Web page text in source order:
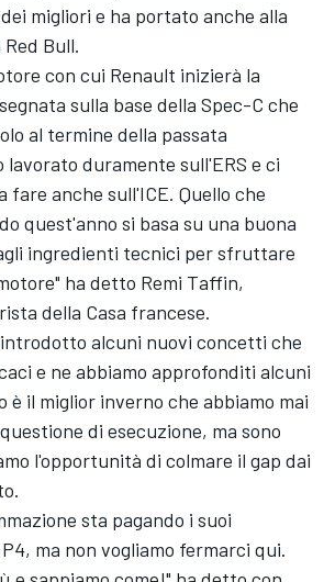
migliori e ha portato anche alla
Bull.
con cui Renault inizierà la
sulla base della Spec-C che
al termine della passata
lavorato duramente sull'ERS e ci
fare anche sull'ICE. Quello che
quest'anno si basa su una buona
ingredienti tecnici per sfruttare
ha detto Remi Taffin,
della Casa francese.
introdotto alcuni nuovi concetti che
e ne abbiamo approfonditi alcuni
è il miglior inverno che abbiamo mai
di esecuzione, ma sono
l'opportunità di colmare il gap dai
sta pagando i suoi
ma non vogliamo fermarci qui.